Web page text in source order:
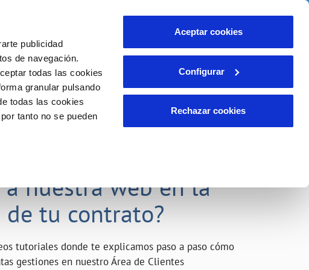
publicidad
de navegación.
todas las cookies
granular pulsando
todas las cookies
tanto no se pueden
Aceptar cookies
Configurar
Rechazar cookies
DATOS
domicilio
INCIDENCIAS
Comunica anomalías o posibles
del cliente)
Nuestros compromisos
nuestra web en la
tu contrato?
tutoriales donde te explicamos paso a paso cómo
gestiones en nuestro Área de Clientes